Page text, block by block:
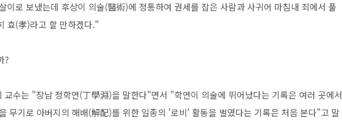
이로 보냈는데 후상이 의술(醫術)에 정통하여 권세를 잡은 사람과 사귀어 마침내 죄에서 풀
효(孝)라고 할 만하겠다."
?
교수는 "장남 정학연(丁學淵)을 말한다"면서 "학연이 의술에 뛰어났다는 기록은 여러 곳에서
무기로 아버지의 해배(解配)를 위한 일종의 '로비' 활동을 벌였다는 기록은 처음 본다"고 말